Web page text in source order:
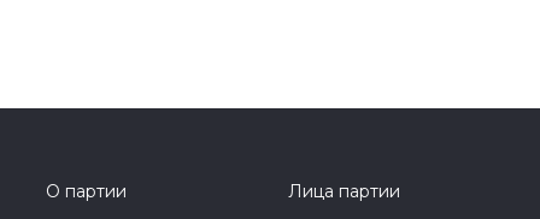
О партии
Лица партии